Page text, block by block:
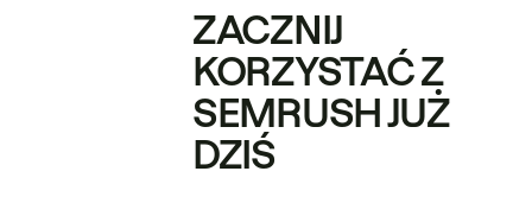
ZACZNIJ
KORZYSTAĆ Z
SEMRUSH JUŻ
DZIŚ